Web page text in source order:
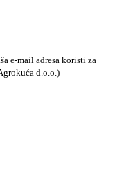
e-mail adresa koristi za
d.o.o.)